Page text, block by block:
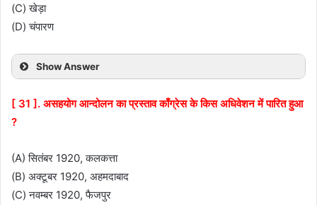
(C) खेड़ा
(D) चंपारण
Show Answer
[ 31 ]. असहयोग आन्दोलन का प्रस्ताव काँग्रेस के किस अधिवेशन में पारित हुआ
?
(A) सितंबर 1920, कलकत्ता
(B) अक्टूबर 1920, अहमदाबाद
(C) नवम्बर 1920, फैजपुर